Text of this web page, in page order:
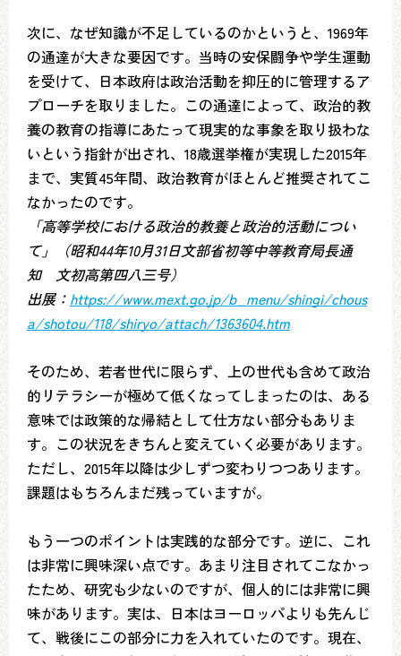
次に、なぜ知識が不足しているのかというと、1969年
の通達が大きな要因です。当時の安保闘争や学生運動
を受けて、日本政府は政治活動を抑圧的に管理するア
プローチを取りました。この通達によって、政治的教
養の教育の指導にあたって現実的な事象を取り扱わな
いという指針が出され、18歳選挙権が実現した2015年
まで、実質45年間、政治教育がほとんど推奨されてこ
なかったのです。
「高等学校における政治的教養と政治的活動につい
て」（昭和44年10月31日文部省初等中等教育局長通
知 文初高第四八三号）
出展： https://www.mext.go.jp/b_menu/shingi/chous
a/shotou/118/shiryo/attach/1363604.htm
そのため、若者世代に限らず、上の世代も含めて政治
的リテラシーが極めて低くなってしまったのは、ある
意味では政策的な帰結として仕方ない部分もありま
す。この状況をきちんと変えていく必要があります。
ただし、2015年以降は少しずつ変わりつつあります。
課題はもちろんまだ残っていますが。
もう一つのポイントは実践的な部分です。逆に、これ
は非常に興味深い点です。あまり注目されてこなかっ
たため、研究も少ないのですが、個人的には非常に興
味があります。実は、日本はヨーロッパよりも先んじ
て、戦後にこの部分に力を入れていたのです。現在、